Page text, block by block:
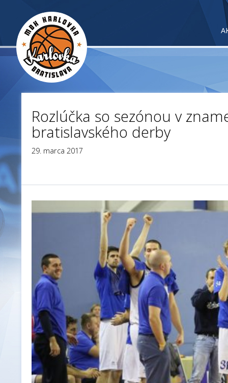
Rozlúčka so sezónou v
bratislavského derby
29. marca 2017